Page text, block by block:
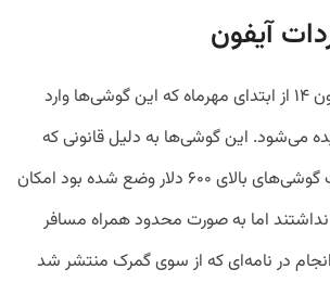
آیفون
ممنوعیت واردات آیفون ۱۴ از ابتدای مهرماه که این گوشی‌ها وارد
می‌شود. این گوشی‌ها به دلیل قانونی که
برای ممنوعیت واردات گوشی‌های بالای ۶۰۰ دلار وضع شده بود امکان
نداشتند اما به صورت محدود همراه مسافر
در نامه‌ای که از سوی گمرک منتشر شد